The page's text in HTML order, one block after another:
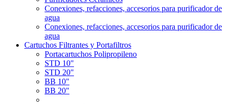
Conexiones, refacciones, accesorios para purificador de
agua
Conexiones, refacciones, accesorios para purificador de
agua
Cartuchos Filtrantes y Portafiltros
Portacartuchos Polipropileno
STD 10"
STD 20"
BB 10"
BB 20"